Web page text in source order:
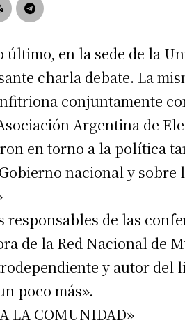
último, en la sede de la
charla debate. La
conjuntamente
Argentina de
en torno a la política
nacional y sobre
responsables de las
de la Red Nacional de
y autor del
poco más».
LA COMUNIDAD»